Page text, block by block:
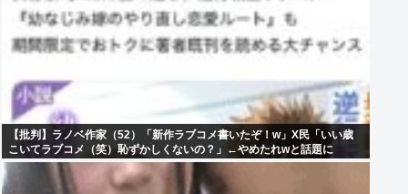
【批判】ラノベ作家（52）「新作ラブコメ書いたぞ！w」X民「いい歳
こいてラブコメ（笑）恥ずかしくないの？」←やめたれwと話題に